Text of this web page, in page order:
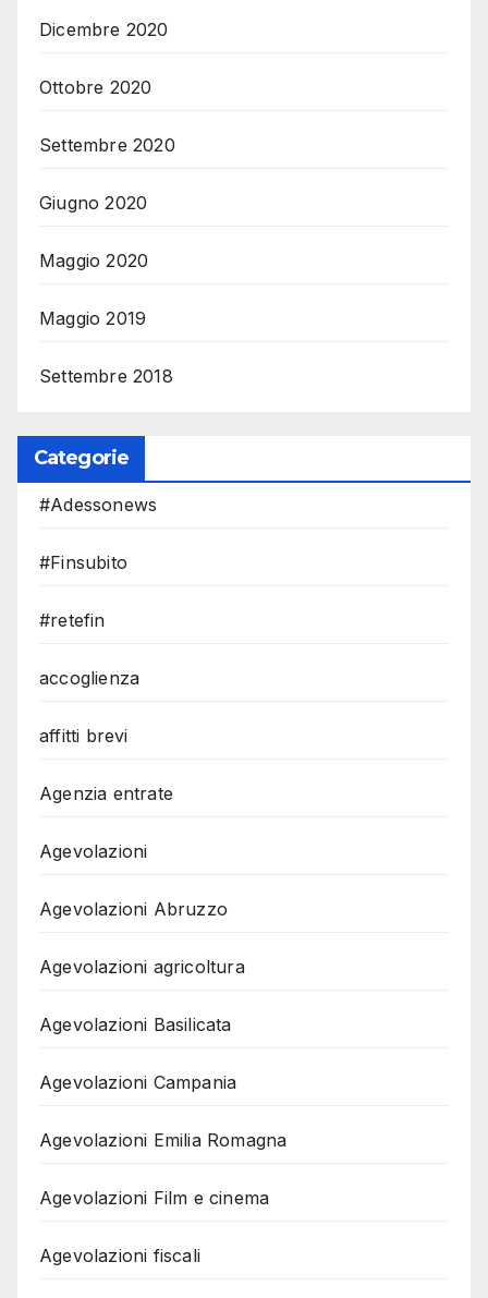
Dicembre 2020
Ottobre 2020
Settembre 2020
Giugno 2020
Maggio 2020
Maggio 2019
Settembre 2018
Categorie
#Adessonews
#Finsubito
#retefin
accoglienza
affitti brevi
Agenzia entrate
Agevolazioni
Agevolazioni Abruzzo
Agevolazioni agricoltura
Agevolazioni Basilicata
Agevolazioni Campania
Agevolazioni Emilia Romagna
Agevolazioni Film e cinema
Agevolazioni fiscali